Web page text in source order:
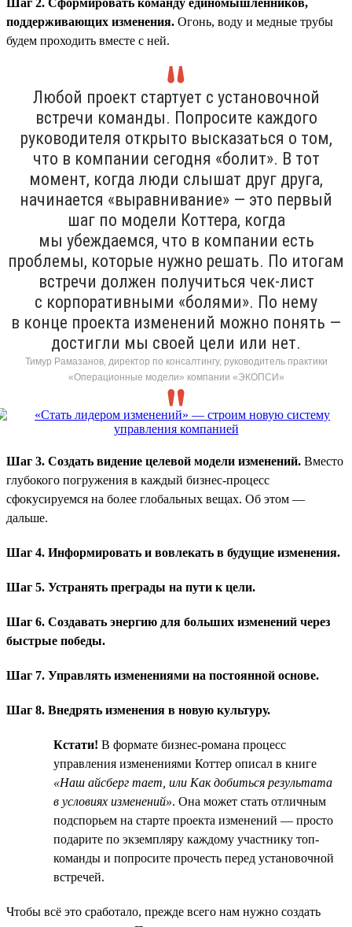
поддерживающих изменения. Огонь, воду и медные трубы
будем проходить вместе с ней.
Любой проект стартует с установочной
встречи команды. Попросите каждого
руководителя открыто высказаться о том,
что в компании сегодня «болит». В тот
момент, когда люди слышат друг друга,
начинается «выравнивание» — это первый
шаг по модели Коттера, когда
мы убеждаемся, что в компании есть
проблемы, которые нужно решать. По итогам
встречи должен получиться чек-лист
с корпоративными «болями». По нему
в конце проекта изменений можно понять —
достигли мы своей цели или нет.
Тимур Рамазанов, директор по консалтингу, руководитель практики
«Операционные модели» компании «ЭКОПСИ»
Шаг 3. Создать видение целевой модели изменений. Вместо
глубокого погружения в каждый бизнес-процесс
сфокусируемся на более глобальных вещах. Об этом —
дальше.
Шаг 4. Информировать и вовлекать в будущие изменения.
Шаг 5. Устранять преграды на пути к цели.
Шаг 6. Создавать энергию для больших изменений через
быстрые победы.
Шаг 7. Управлять изменениями на постоянной основе.
Шаг 8. Внедрять изменения в новую культуру.
Кстати! В формате бизнес-романа процесс
управления изменениями Коттер описал в книге
«Наш айсберг тает, или Как добиться результата
в условиях изменений». Она может стать отличным
подспорьем на старте проекта изменений — просто
подарите по экземпляру каждому участнику топ-
команды и попросите прочесть перед установочной
встречей.
Чтобы всё это сработало, прежде всего нам нужно создать